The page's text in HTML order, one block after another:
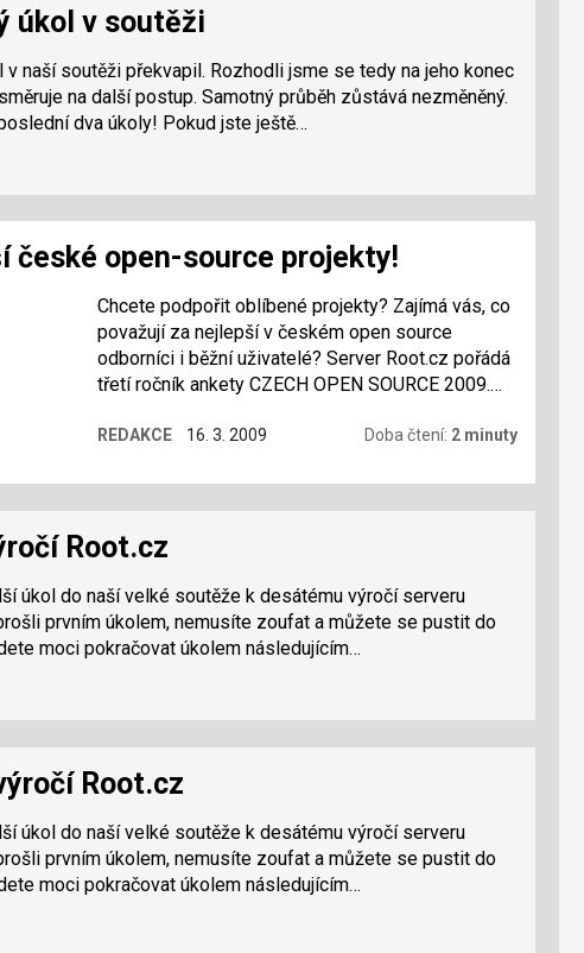
úkol v soutěži
v naší soutěži překvapil. Rozhodli jsme se tedy na jeho konec
na další postup. Samotný průběh zůstává nezměněný.
dva úkoly! Pokud jste ještě…
české open-source projekty!
Chcete podpořit oblíbené projekty? Zajímá vás, co
považují za nejlepší v českém open source
odborníci i běžní uživatelé? Server Root.cz pořádá
třetí ročník ankety CZECH OPEN SOURCE 2009.
můžete svým hlasováním ovlivnit výsledky.
REDAKCE 16. 3. 2009 Doba čtení: 2 minuty
Root.cz
úkol do naší velké soutěže k desátému výročí serveru
prvním úkolem, nemusíte zoufat a můžete se pustit do
moci pokračovat úkolem následujícím…
Root.cz
úkol do naší velké soutěže k desátému výročí serveru
prvním úkolem, nemusíte zoufat a můžete se pustit do
moci pokračovat úkolem následujícím…